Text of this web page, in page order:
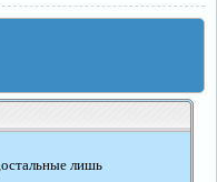
лишь